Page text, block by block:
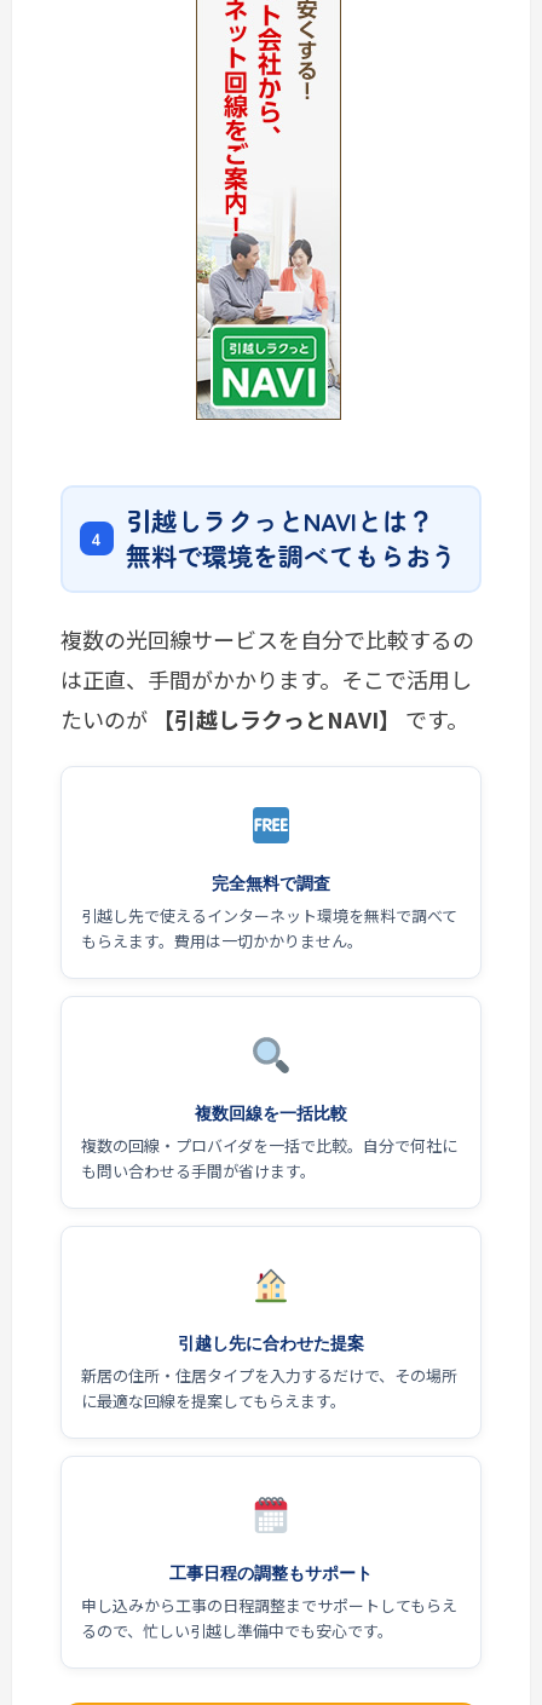
引越しラクっとNAVIとは？
無料で環境を調べてもらおう
複数の光回線サービスを自分で比較するの
は正直、手間がかかります。そこで活用し
たいのが
【引越しラクっとNAVI】 です。
完全無料で調査
引越し先で使えるインターネット環境を無料で調べて
もらえます。費用は一切かかりません。
複数回線を一括比較
複数の回線・プロバイダを一括で比較。自分で何社に
も問い合わせる手間が省けます。
引越し先に合わせた提案
新居の住所・住居タイプを入力するだけで、その場所
に最適な回線を提案してもらえます。
工事日程の調整もサポート
申し込みから工事の日程調整までサポートしてもらえ
るので、忙しい引越し準備中でも安心です。